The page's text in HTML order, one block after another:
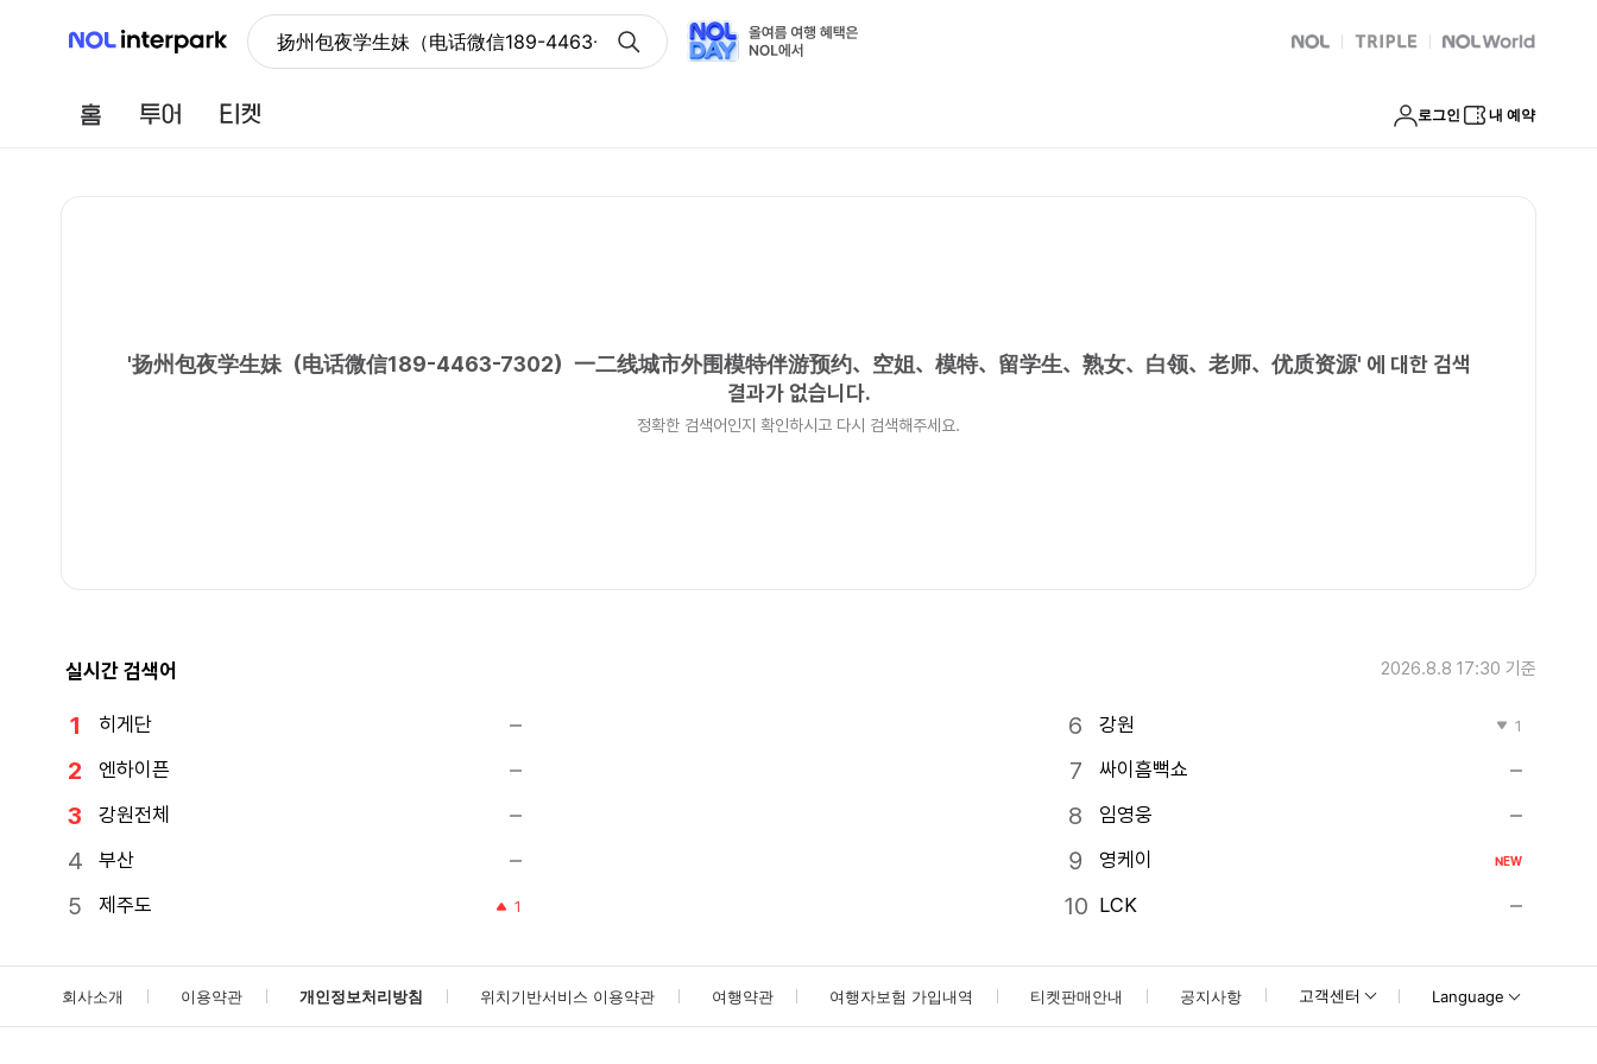
NOL 인터파크 扬州包夜学生妹（电话微信189-4463-7302）一二线城市外围模特伴游预约、空姐、模特、留学生、熟女、白领、老师、优质资源
NOL 트리플 Global Interpark
홈 투어 로그인 내 예약
'扬州包夜学生妹（电话微信189-4463-7302）一二线城市外围模特伴游预约、空姐、模特、留学生、熟女、白领、老师、优质资源' 에 대한 검색
결과가 없습니다.
정확한 검색어인지 확인하시고 다시 검색해주세요.
실시간 검색어 2026.8.8 17:30 기준
히게단
엔하이픈
강원전체
부산
제주도
1
강원 1
싸이흠뻑쇼
임영웅
영케이
NEW
LCK
회사소개 이용약관 개인정보처리방침 위치기반서비스 이용약관 여행약관 여행자보험 가입내역 티켓판매안내 공지사항 고객센터 Language